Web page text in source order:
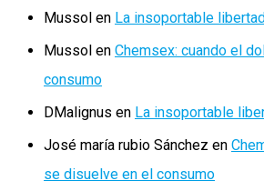
Mussol en La insoportable
Mussol en Chemsex: cuando el
consumo
DMalignus en La insoportable
José maría rubio Sánchez en
se disuelve en el consumo